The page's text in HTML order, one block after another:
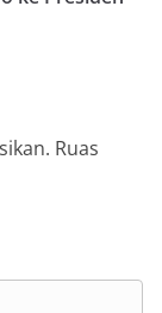
Ruas